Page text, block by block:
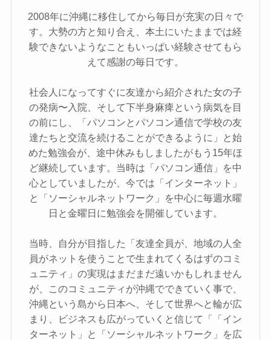
2008年に沖縄に移住してから毎日が充実の日々で
す。大勢の方と知り合え、本土にいたままでは経
験できないようなこともいっぱい経験させてもら
えて感謝の毎日です。
社会人になってすぐに友達から紹介された女の子
の発病〜入院、そして下半身麻痺という病気を目
の前にし、「パソコンとパソコン通信で学校の友
達たちと交流を続けることができるように」と始
めた勉強会が、途中休みもしましたがもう15年ほ
ど継続しています。当時は「パソコン通信」を中
心としていましたが、今では「インターネット」
と「ソーシャルネットワーク」を中心に毎週水曜
日と金曜日に勉強会を開催しています。
当時、自分が目指した「友達全員が、地域の人全
員がネットを使うことで生まれてくるはずのコミ
ュニティ」の実現はまだまだ遠いかもしれません
が、このコミュニティが沖縄でできていく事で、
沖縄という島から日本へ、そして世界へと輪が広
まり、ビジネスも広がっていくと信じて「「イン
ターネット」と「ソーシャルネットワーク」を広